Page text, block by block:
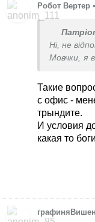
Робот Вертер •
Ні, не
Мовчки, я
Такие
с офис -
трындите.
И условия
какая то